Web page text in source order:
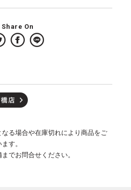
Share On
る場合や在庫切れにより商品をご
す。
でお問合せください。